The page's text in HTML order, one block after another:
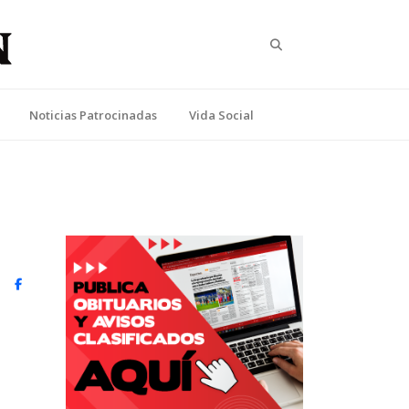
Noticias Patrocinadas Vida Social
Facebook